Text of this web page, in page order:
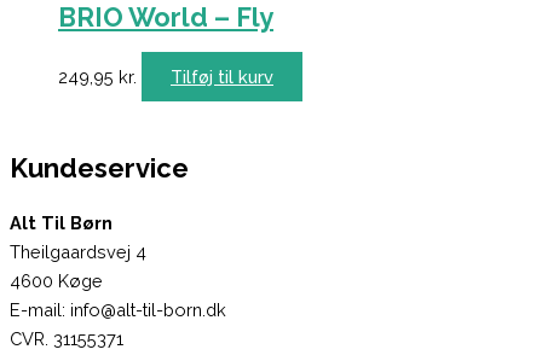
BRIO World – Fly
249,95 kr. Tilføj til kurv
Kundeservice
Alt Til Børn
Theilgaardsvej 4
4600 Køge
E-mail: info@alt-til-born.dk
CVR. 31155371